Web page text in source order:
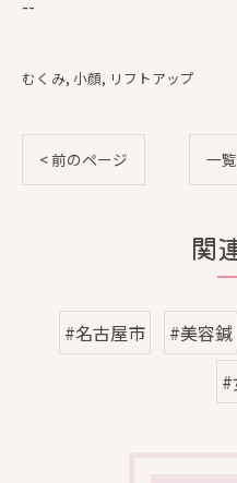
--
むくみ 小顔 リフトアップ
< 前のページ 一
関
#名古屋市 #美容鍼
#